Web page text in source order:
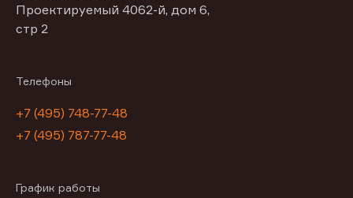
Проектируемый 4062-й, дом 6,
стр 2
Телефоны
+7 (495) 748-77-48
+7 (495) 787-77-48
График работы